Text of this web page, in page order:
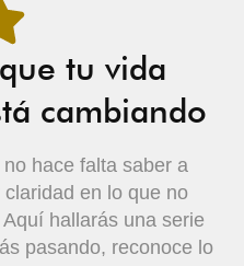
tu vida
cambiando
hace falta saber a
en lo que no
hallarás una serie
pasando, reconoce lo